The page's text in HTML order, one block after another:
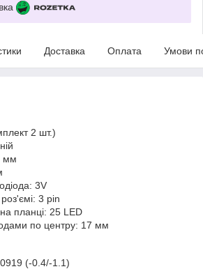
Доставка Оплата Умови
2 шт.)
мм
3V
роз'ємі: 3 pin
на планці: 25 LED
по центру: 17 мм
(-0.4/-1.1)